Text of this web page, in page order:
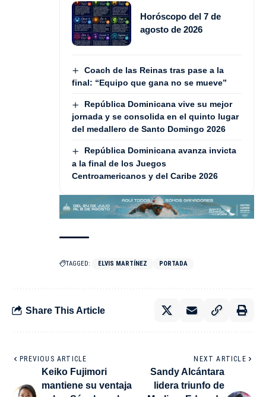
Horóscopo del 7 de
agosto de 2026
Coach de las Reinas tras pase a la
final: “Equipo que gana no se mueve”
República Dominicana vive su mejor
jornada y se consolida en el quinto lugar
del medallero de Santo Domingo 2026
República Dominicana avanza invicta
a la final de los Juegos
Centroamericanos y del Caribe 2026
TAGGED: ELVIS MARTÍNEZ PORTADA
Share This Article
PREVIOUS ARTICLE
Keiko Fujimori
mantiene su ventaja
NEXT ARTICLE
Sandy Alcántara
lidera triunfo de